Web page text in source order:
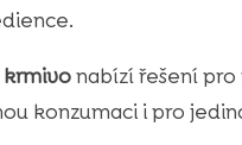
nabízí řešení
konzumaci i pro